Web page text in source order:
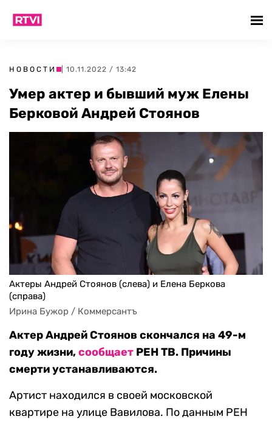
НОВОСТИ | 10.11.2022 / 13:42
Умер актер и бывший муж Елены
Берковой Андрей Стоянов
Актеры Андрей Стоянов (слева) и Елена Беркова
(справа)
Ирина Бужор / Коммерсантъ
Актер Андрей Стоянов скончался на 49-м
году жизни,сообщает РЕН ТВ. Причины
смерти устанавливаются.
Артист находился в своей московской
квартире на улице Вавилова. По данным РЕН